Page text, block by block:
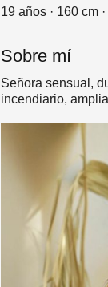
19 años · 160 cm
Sobre mí
Señora sensual,
incendiario,